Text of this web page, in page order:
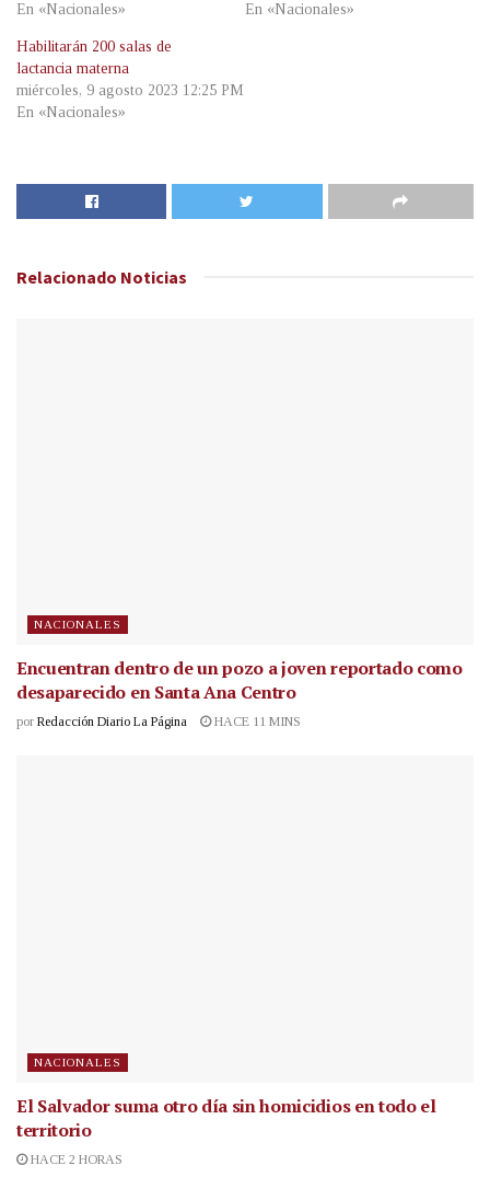
En «Nacionales» En «Nacionales»
Habilitarán 200 salas de
lactancia materna
miércoles, 9 agosto 2023 12:25 PM
En «Nacionales»
Relacionado Noticias
NACIONALES
Encuentran dentro de un pozo a joven reportado como
desaparecido en Santa Ana Centro
por Redacción Diario La Página HACE 11 MINS
NACIONALES
El Salvador suma otro día sin homicidios en todo el
territorio
HACE 2 HORAS